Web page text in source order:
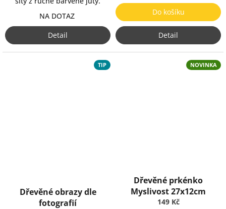
NA DOTAZ
Detail
Do košíku
Detail
TIP
Dřevěné obrazy dle
fotografií
NOVINKA
Dřevěné prkénko
Myslivost 27x12cm
149 Kč